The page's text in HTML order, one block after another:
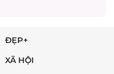
ĐẸP+
XÃ HỘI